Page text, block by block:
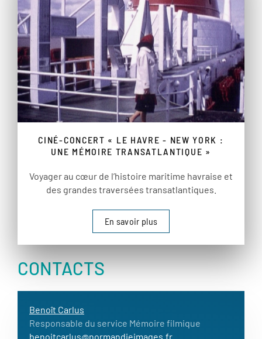
CINÉ-CONCERT « LE HAVRE - NEW YORK :
UNE MÉMOIRE TRANSATLANTIQUE »
Voyager au cœur de l’histoire maritime havraise et
des grandes traversées transatlantiques.
En savoir plus
CONTACTS
Benoît Carlus
Responsable du service Mémoire filmique
benoitcarlus@normandieimages.fr